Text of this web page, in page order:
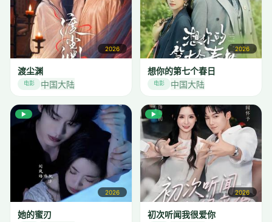
2026
渡尘渊
电影 中国大陆
2026
想你的第七个春日
电影 中国大陆
2026
▶
她的蜜刃
2026
▶
初次听闻我很爱你